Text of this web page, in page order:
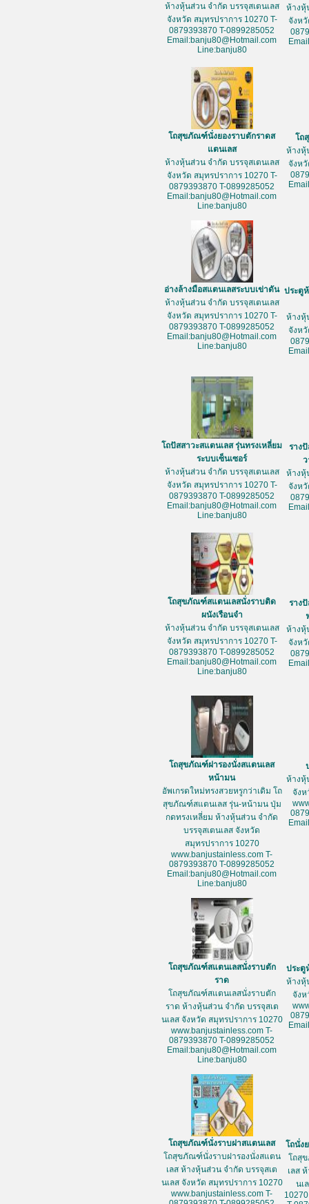
ห้างหุ้นส่วน จำกัด บรรจุสเตนเลส
จังหวัด สมุทรปราการ 10270 T-
0879393870 T-0899285052
Email:banju80@Hotmail.com
Line:banju80
ห้างหุ้
จังห
โถสุขภัณฑ์นั่งยองราบตักราดส
แตนเลส
ห้างหุ้นส่วน จำกัด บรรจุสเตนเลส
จังหวัด สมุทรปราการ 10270 T-
0879393870 T-0899285052
Email:banju80@Hotmail.com
Line:banju80
โถ
ห้างหุ้
จังห
อ่างล้างมือสแตนเลสระบบเข่าดัน
ห้างหุ้นส่วน จำกัด บรรจุสเตนเลส
จังหวัด สมุทรปราการ 10270 T-
0879393870 T-0899285052
Email:banju80@Hotmail.com
Line:banju80
ประตู
ห้างหุ้
จังห
โถปัสสาวะสแตนเลส รุ่นทรงเหลี่ยม
ระบบเซ็นเซอร์
ห้างหุ้นส่วน จำกัด บรรจุสเตนเลส
จังหวัด สมุทรปราการ 10270 T-
0879393870 T-0899285052
Email:banju80@Hotmail.com
Line:banju80
ราง
ห้างหุ้
จังห
โถสุขภัณฑ์สแตนเลสนั่งราบติด
ผนังเรือนจำ
ห้างหุ้นส่วน จำกัด บรรจุสเตนเลส
จังหวัด สมุทรปราการ 10270 T-
0879393870 T-0899285052
Email:banju80@Hotmail.com
Line:banju80
ราง
ห้างหุ้
จังห
โถสุขภัณฑ์ฝารองนั่งสแตนเลส
หน้ามน
อัพเกรดใหม่ทรงสวยหรูกว่าเดิม โถ
สุขภัณฑ์สแตนเลส รุ่น-หน้ามน ปุ่ม
กดทรงเหลี่ยม ห้างหุ้นส่วน จำกัด
บรรจุสเตนเลส จังหวัด
สมุทรปราการ 10270
www.banjustainless.com T-
0879393870 T-0899285052
Email:banju80@Hotmail.com
Line:banju80
ห้างหุ้
จังห
โถสุขภัณฑ์สแตนเลสนั่งราบตัก
ราด
โถสุขภัณฑ์สแตนเลสนั่งราบตัก
ราด ห้างหุ้นส่วน จำกัด บรรจุสเต
นเลส จังหวัด สมุทรปราการ 10270
www.banjustainless.com T-
0879393870 T-0899285052
Email:banju80@Hotmail.com
Line:banju80
ประตู
ห้างหุ้
จังห
โถสุขภัณฑ์นั่งราบฝาสแตนเลส
โถสุขภัณฑ์นั่งราบฝารองนั่งสแตน
เลส ห้างหุ้นส่วน จำกัด บรรจุสเต
นเลส จังหวัด สมุทรปราการ 10270
www.banjustainless.com T-
โถนั่ง
โถสุ
เลส
นเ